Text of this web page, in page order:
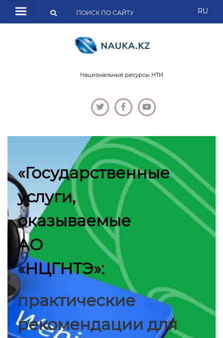
RU
Национальные ресурсы НТИ
«Государственные
услуги,
оказываемые
АО
«НЦГНТЭ»:
практические
рекомендации для